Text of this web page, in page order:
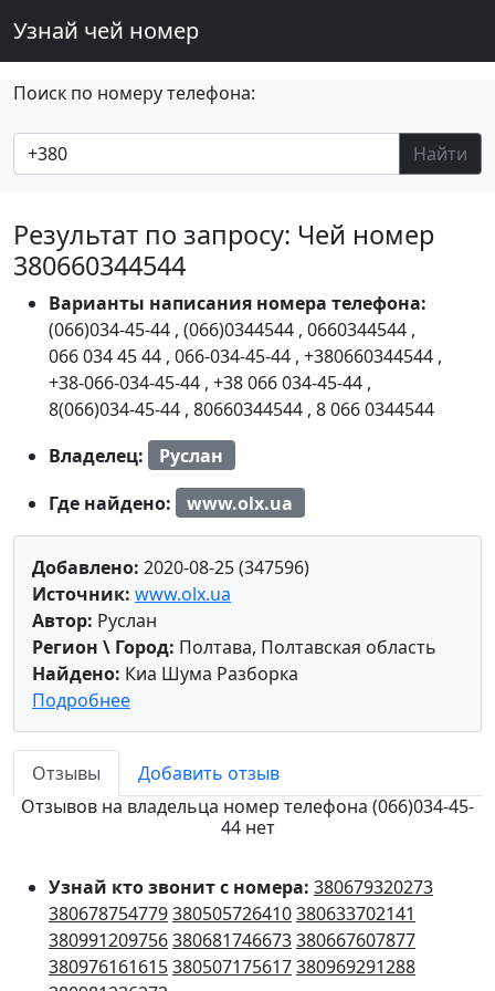
Узнай чей номер
Поиск по номеру телефона:
Найти
Результат по запросу: Чей номер
380660344544
Варианты написания номера телефона:
(066)034-45-44 , (066)0344544 , 0660344544 ,
066 034 45 44 , 066-034-45-44 , +380660344544 ,
+38-066-034-45-44 , +38 066 034-45-44 ,
8(066)034-45-44 , 80660344544 , 8 066 0344544
Владелец:
Руслан
Где найдено:
www.olx.ua
Добавлено: 2020-08-25 (347596)
Источник: www.olx.ua
Автор: Руслан
Регион \ Город: Полтава, Полтавская область
Найдено: Киа Шума Разборка
Подробнее
Отзывы
Добавить отзыв
Отзывов на владельца номер телефона (066)034-45-
44 нет
Узнай кто звонит с номера: 380679320273
380678754779380505726410380633702141
380991209756380681746673380667607877
380976161615380507175617380969291288